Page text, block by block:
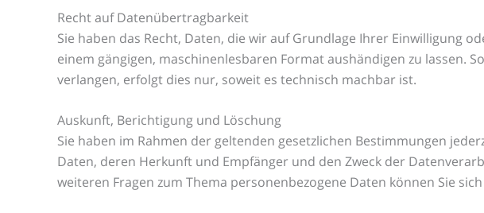
Recht auf Daten­übertrag­barkeit
Sie haben das Recht, Daten, die wir auf Grundlage Ihrer Einwilligung
einem gängigen, maschinenlesbaren Format aushändigen zu lassen.
verlangen, erfolgt dies nur, soweit es technisch machbar ist.
Auskunft, Berichtigung und Löschung
Sie haben im Rahmen der geltenden gesetzlichen Bestimmungen
Daten, deren Herkunft und Empfänger und den Zweck der
weiteren Fragen zum Thema personenbezogene Daten können Sie